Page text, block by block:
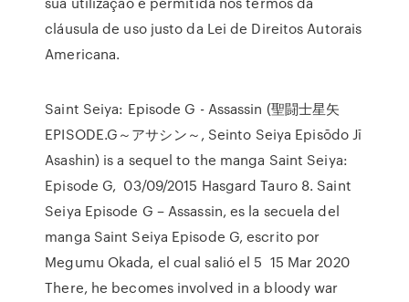
cláusula de uso justo da Lei de Direitos Autorais
Americana.
Saint Seiya: Episode G - Assassin (聖闘士星矢
EPISODE.G～アサシン～, Seinto Seiya Episōdo Jī
Asashin) is a sequel to the manga Saint Seiya:
Episode G, 03/09/2015 Hasgard Tauro 8. Saint
Seiya Episode G – Assassin, es la secuela del
manga Saint Seiya Episode G, escrito por
Megumu Okada, el cual salió el 5 15 Mar 2020
There, he becomes involved in a bloody war